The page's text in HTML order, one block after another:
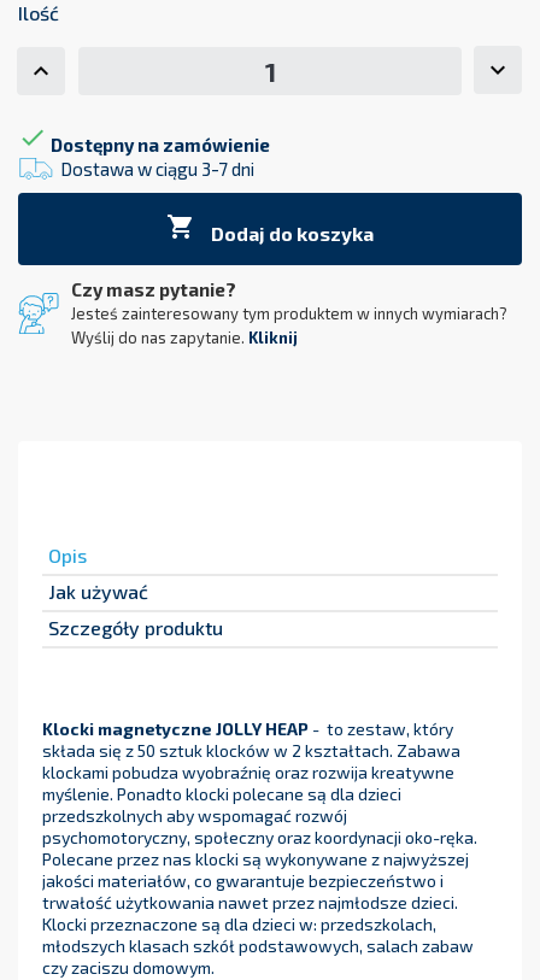
Ilość
 Dostępny na zamówienie
Dostawa w ciągu 3-7 dni
 Dodaj do koszyka
Czy masz pytanie?
Jesteś zainteresowany tym produktem w innych wymiarach?
Wyślij do nas zapytanie. Kliknij
Opis
Jak używać
Szczegóły produktu
Klocki magnetyczne JOLLY HEAP - to zestaw, który
składa się z 50 sztuk klocków w 2 kształtach. Zabawa
klockami pobudza wyobraźnię oraz rozwija kreatywne
myślenie. Ponadto klocki polecane są dla dzieci
przedszkolnych aby wspomagać rozwój
psychomotoryczny, społeczny oraz koordynacji oko-ręka.
Polecane przez nas klocki są wykonywane z najwyższej
jakości materiałów, co gwarantuje bezpieczeństwo i
trwałość użytkowania nawet przez najmłodsze dzieci.
Klocki przeznaczone są dla dzieci w: przedszkolach,
młodszych klasach szkół podstawowych, salach zabaw
czy zaciszu domowym.